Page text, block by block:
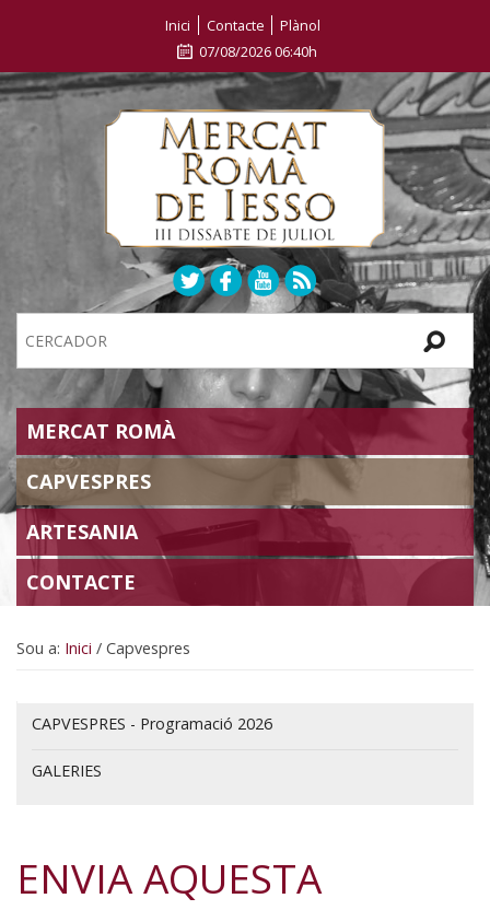
Inici Contacte
Plànol
07/08/2026 06:40h
Site
SECTIONS
MERCAT ROMÀ
CAPVESPRES
ARTESANIA
CONTACTE
Sou a: Inici / Capvespres
Navegació
CAPVESPRES - Programació 2026
GALERIES
ENVIA AQUESTA